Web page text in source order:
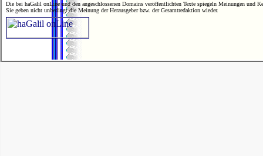
Die bei haGalil onLine und den angeschlossenen Domains veröffentlichten Texte spiegeln Meinungen und
Sie geben nicht unbedingt die Meinung der Herausgeber bzw. der Gesamtredaktion wieder.